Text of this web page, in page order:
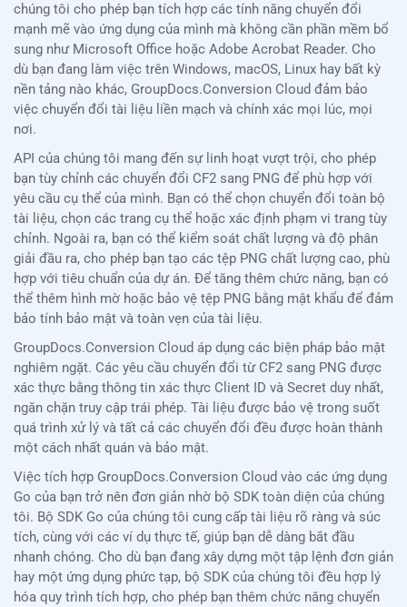
chúng tôi cho phép bạn tích hợp các tính năng chuyển đổi
mạnh mẽ vào ứng dụng của mình mà không cần phần mềm bổ
sung như Microsoft Office hoặc Adobe Acrobat Reader. Cho
dù bạn đang làm việc trên Windows, macOS, Linux hay bất kỳ
nền tảng nào khác, GroupDocs.Conversion Cloud đảm bảo
việc chuyển đổi tài liệu liền mạch và chính xác mọi lúc, mọi
nơi.
API của chúng tôi mang đến sự linh hoạt vượt trội, cho phép
bạn tùy chỉnh các chuyển đổi CF2 sang PNG để phù hợp với
yêu cầu cụ thể của mình. Bạn có thể chọn chuyển đổi toàn bộ
tài liệu, chọn các trang cụ thể hoặc xác định phạm vi trang tùy
chỉnh. Ngoài ra, bạn có thể kiểm soát chất lượng và độ phân
giải đầu ra, cho phép bạn tạo các tệp PNG chất lượng cao, phù
hợp với tiêu chuẩn của dự án. Để tăng thêm chức năng, bạn có
thể thêm hình mờ hoặc bảo vệ tệp PNG bằng mật khẩu để đảm
bảo tính bảo mật và toàn vẹn của tài liệu.
GroupDocs.Conversion Cloud áp dụng các biện pháp bảo mật
nghiêm ngặt. Các yêu cầu chuyển đổi từ CF2 sang PNG được
xác thực bằng thông tin xác thực Client ID và Secret duy nhất,
ngăn chặn truy cập trái phép. Tài liệu được bảo vệ trong suốt
quá trình xử lý và tất cả các chuyển đổi đều được hoàn thành
một cách nhất quán và bảo mật.
Việc tích hợp GroupDocs.Conversion Cloud vào các ứng dụng
Go của bạn trở nên đơn giản nhờ bộ SDK toàn diện của chúng
tôi. Bộ SDK Go của chúng tôi cung cấp tài liệu rõ ràng và súc
tích, cùng với các ví dụ thực tế, giúp bạn dễ dàng bắt đầu
nhanh chóng. Cho dù bạn đang xây dựng một tập lệnh đơn giản
hay một ứng dụng phức tạp, bộ SDK của chúng tôi đều hợp lý
hóa quy trình tích hợp, cho phép bạn thêm chức năng chuyển